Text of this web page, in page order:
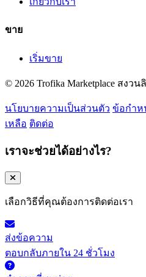
ขาย
เริ่มขาย
© 2026 Trofika Marketplace สงว
นโยบายความเป็นส่วนตัว ข้อกำห
เหลือ ติดต่อ
เราจะช่วยได้อย่างไร?
เลือกวิธีที่คุณต้องการติดต่อเรา
ส่งข้อความ
ตอบกลับภายใน 24 ชั่วโมง